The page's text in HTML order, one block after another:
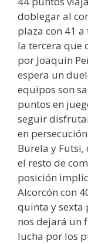
doblegar al
plaza con 41
la tercera que
por Joaquín
espera un
equipos son
puntos en
seguir
en
Burela y
el resto de
posición
Alcorcón con
quinta y sexta
nos dejará un
lucha por los